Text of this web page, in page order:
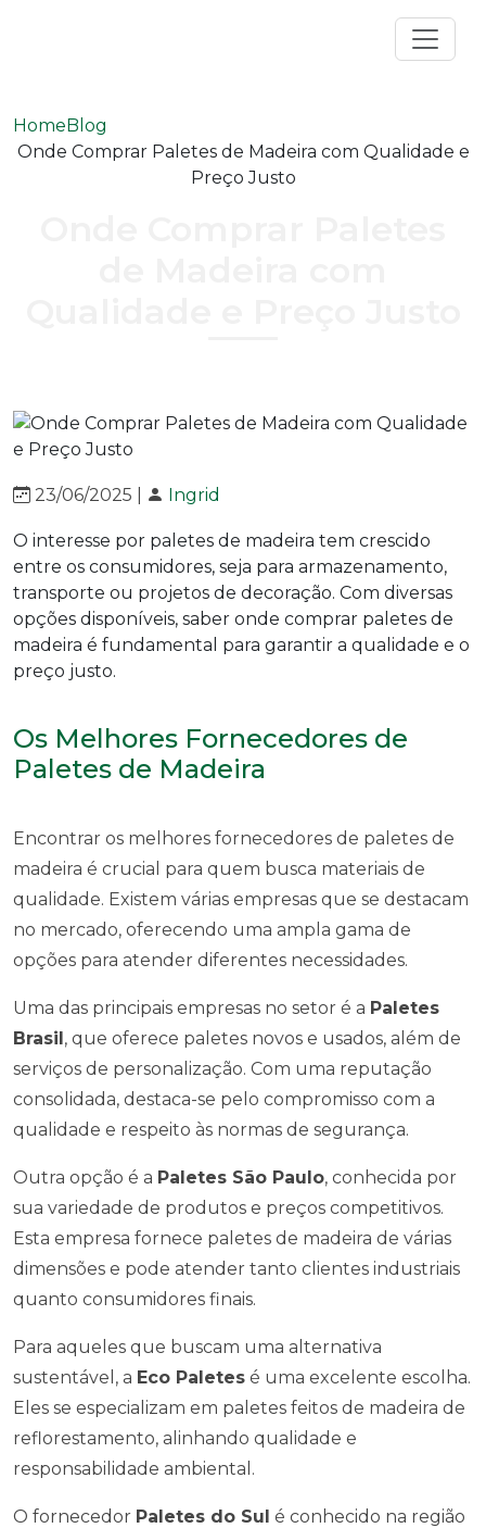
HomeBlog
Onde Comprar Paletes de Madeira com Qualidade e
Preço Justo
23/06/2025 | Ingrid
O interesse por paletes de madeira tem crescido
entre os consumidores, seja para armazenamento,
transporte ou projetos de decoração. Com diversas
opções disponíveis, saber onde comprar paletes de
madeira é fundamental para garantir a qualidade e o
preço justo.
Os Melhores Fornecedores de
Paletes de Madeira
Encontrar os melhores fornecedores de paletes de
madeira é crucial para quem busca materiais de
qualidade. Existem várias empresas que se destacam
no mercado, oferecendo uma ampla gama de
opções para atender diferentes necessidades.
Uma das principais empresas no setor é a Paletes
Brasil, que oferece paletes novos e usados, além de
serviços de personalização. Com uma reputação
consolidada, destaca-se pelo compromisso com a
qualidade e respeito às normas de segurança.
Outra opção é a Paletes São Paulo, conhecida por
sua variedade de produtos e preços competitivos.
Esta empresa fornece paletes de madeira de várias
dimensões e pode atender tanto clientes industriais
quanto consumidores finais.
Para aqueles que buscam uma alternativa
sustentável, a Eco Paletes é uma excelente escolha.
Eles se especializam em paletes feitos de madeira de
reflorestamento, alinhando qualidade e
responsabilidade ambiental.
O fornecedor Paletes do Sul é conhecido na região